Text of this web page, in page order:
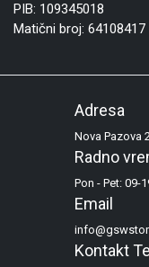
PIB: 109345018
Matični broj: 64108417
Adresa
Nova Pazova
Radno
Pon - Pet: 09-
Email
Kontakt